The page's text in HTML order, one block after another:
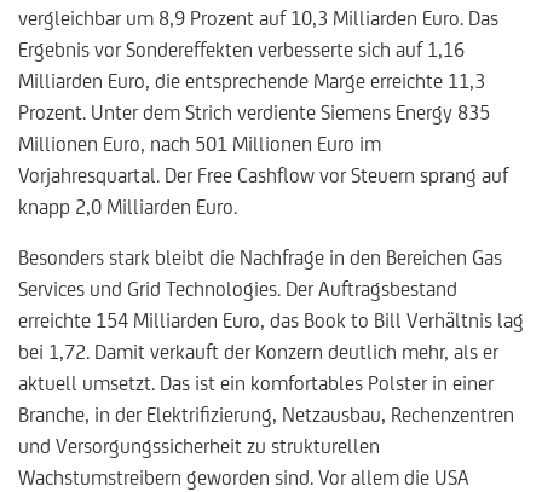
vergleichbar um 8,9 Prozent auf 10,3 Milliarden Euro. Das
Ergebnis vor Sondereffekten verbesserte sich auf 1,16
Milliarden Euro, die entsprechende Marge erreichte 11,3
Prozent. Unter dem Strich verdiente Siemens Energy 835
Millionen Euro, nach 501 Millionen Euro im
Vorjahresquartal. Der Free Cashflow vor Steuern sprang auf
knapp 2,0 Milliarden Euro.
Besonders stark bleibt die Nachfrage in den Bereichen Gas
Services und Grid Technologies. Der Auftragsbestand
erreichte 154 Milliarden Euro, das Book to Bill Verhältnis lag
bei 1,72. Damit verkauft der Konzern deutlich mehr, als er
aktuell umsetzt. Das ist ein komfortables Polster in einer
Branche, in der Elektrifizierung, Netzausbau, Rechenzentren
und Versorgungssicherheit zu strukturellen
Wachstumstreibern geworden sind. Vor allem die USA